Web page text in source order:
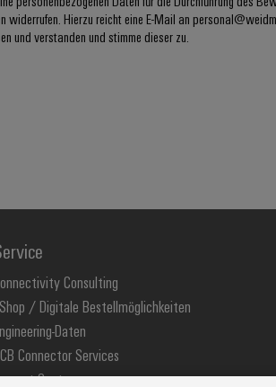
Hierzu reicht eine E-Mail an
und verstanden und stimme dieser zu.
Consulting
/ Digitale Bestellmöglichkeiten
Daten
Connector Services
Center